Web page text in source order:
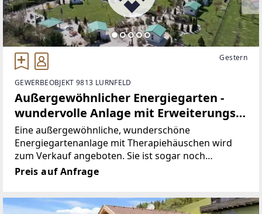
Gestern
GEWERBEOBJEKT 9813 LURNFELD
Außergewöhnlicher Energiegarten -
wundervolle Anlage mit Erweiterungs-
und Umwidmungsmöglichkeit in
Bauland
Eine außergewöhnliche, wunderschöne
Energiegartenanlage mit Therapiehäuschen wird
zum Verkauf angeboten. Sie ist sogar noch
erweiterbar auf fast einen Hektar Grundfläche,
durch die Aufnahme ins örtliche
Preis auf Anfrage